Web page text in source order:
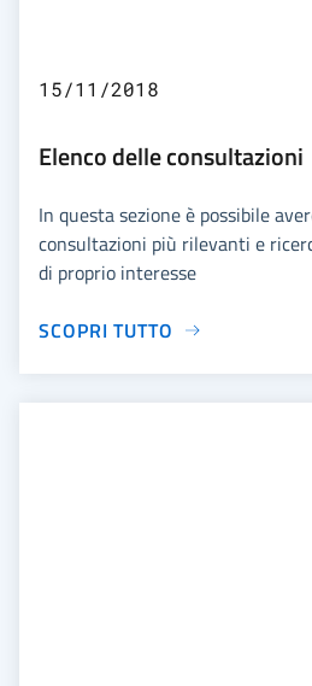
15/11/2018
Elenco delle consultazioni
In questa sezione è possibile
consultazioni più rilevanti e
di proprio interesse
SCOPRI TUTTO